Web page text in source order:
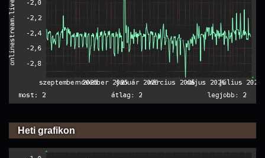
Heti grafikon